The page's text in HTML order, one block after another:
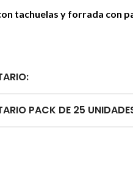
tachuelas y forrada con
PACK DE 25